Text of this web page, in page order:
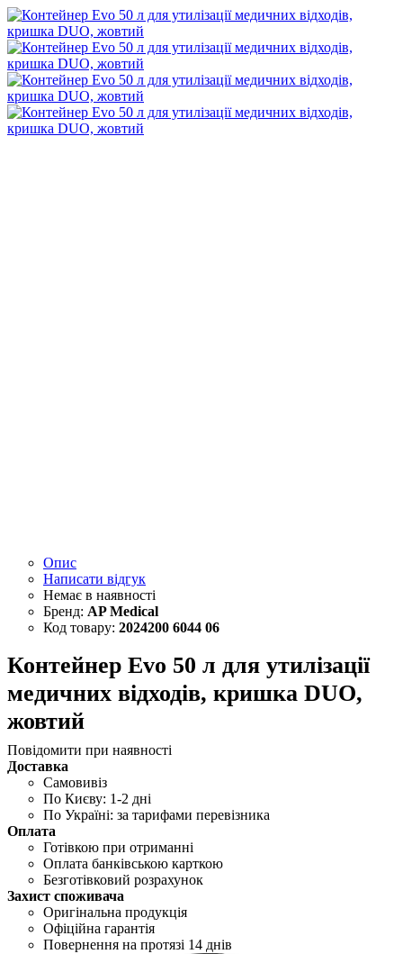
Опис
Написати відгук
AP Medical
2024200 6044 06
Контейнер Evo 50 л для утилізації
медичних відходів, кришка DUO,
жовтий
Повідомити при наявності
Доставка
Самовивіз
По Києву: 1-2 дні
По Україні: за тарифами перевізника
Оплата
Готівкою при отриманні
Оплата банківською карткою
Безготівковий розрахунок
Захист споживача
Оригінальна продукція
Офіційна гарантія
Повернення на протязі 14 днів